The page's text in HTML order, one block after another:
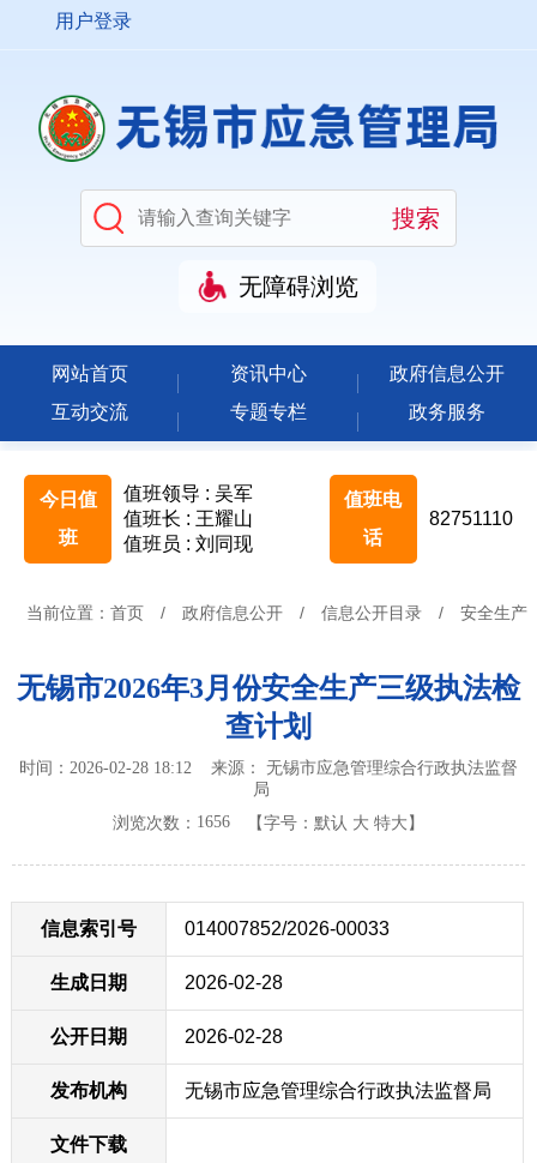
用户登录
无障碍浏览
网站首页 资讯中心
政府信息公开
互动交流
专题专栏 政务服务
今日值
班
值班领导 : 吴军
值班长 : 王耀山
值班员 : 刘同现
值班电
话
82751110
当前位置： 首页 / 政府信息公开 / 信息公开目录 / 安全生产
无锡市2026年3月份安全生产三级执法检
查计划
时间：2026-02-28 18:12 来源： 无锡市应急管理综合行政执法监督
局
浏览次数： 1656 【字号： 默认 大 特大 】
信息索引号 014007852/2026-00033
生成日期 2026-02-28
公开日期 2026-02-28
发布机构 无锡市应急管理综合行政执法监督局
文件下载